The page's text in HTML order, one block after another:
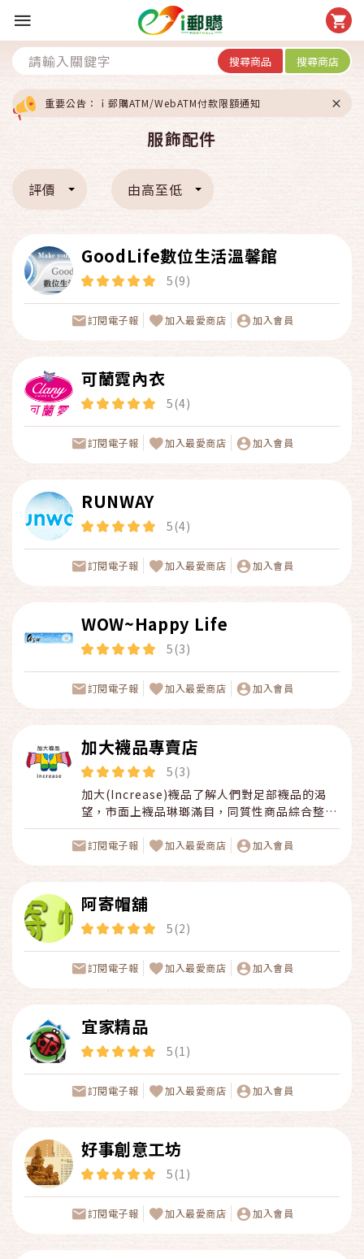
搜尋商品 搜尋商店
重要公告：ｉ郵購ATM/WebATM付款限額通知
服飾配件
評價 由高至低
GoodLife數位生活溫馨館
5(9)
訂閱電子報 加入最愛商店 加入會員
可蘭霓內衣
5(4)
訂閱電子報 加入最愛商店 加入會員
RUNWAY
5(4)
訂閱電子報 加入最愛商店 加入會員
WOW~Happy Life
5(3)
訂閱電子報 加入最愛商店 加入會員
加大襪品專賣店
5(3)
加大(Increase)襪品了解人們對足部襪品的渴
望，市面上襪品琳瑯滿目，同質性商品綜合整理
比較後，產品賣久了自然就會遇到品質較優，
Increase襪品專賣店秉持一個最高原則,就是永
續經營與服務,提供最佳的產品給予我們網友，
為了降低手續費及不必要的開銷，特別在郵政商
城成立網路商店，讓廣大的消費者能用更優惠
服務時間： 每週一至週五，上午9:00 ~ 下午
5:00 服務電話：0397-803-494
訂閱電子報 加入最愛商店 加入會員
阿寄帽舖
5(2)
訂閱電子報 加入最愛商店 加入會員
宜家精品
5(1)
訂閱電子報 加入最愛商店 加入會員
好事創意工坊
5(1)
訂閱電子報 加入最愛商店 加入會員